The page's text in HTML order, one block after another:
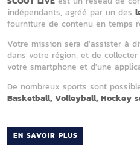
indépendants, agréé par un des
fourniture de contenu en temps
Votre mission sera d'assister à
dans votre région, et de
votre smartphone et d'une
De nombreux sports sont
Basketball, Volleyball, Hockey
EN SAVOIR PLUS